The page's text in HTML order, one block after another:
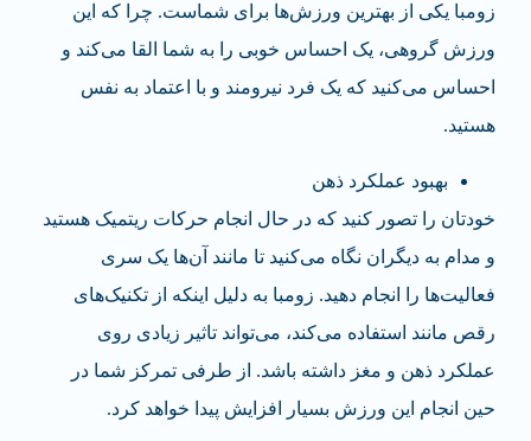
زومبا یکی از بهترین ورزش‌ها برای شماست. چرا که این
ورزش گروهی، یک احساس خوبی را به شما القا می‌کند و
احساس می‌کنید که یک فرد نیرومند و با اعتماد به نفس
هستید.
بهبود عملکرد ذهن
خودتان را تصور کنید که در حال انجام حرکات ریتمیک هستید
و مدام به دیگران نگاه می‌کنید تا مانند آن‌ها یک سری
فعالیت‌ها را انجام دهید. زومبا به دلیل اینکه از تکنیک‌های
رقص مانند استفاده می‌کند، می‌تواند تاثیر زیادی روی
عملکرد ذهن و مغز داشته باشد. از طرفی تمرکز شما در
حین انجام این ورزش بسیار افزایش پیدا خواهد کرد.